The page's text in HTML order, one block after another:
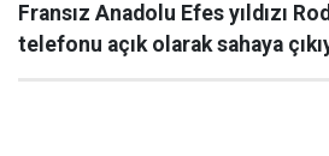
Fransız Anadolu Efes yıldızı
telefonu açık olarak sahaya